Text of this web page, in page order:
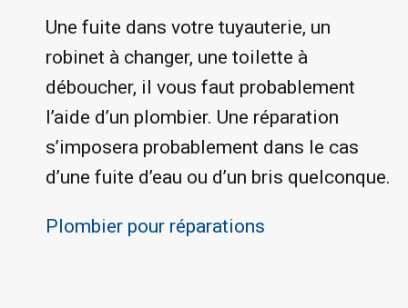
Une fuite dans votre tuyauterie, un
robinet à changer, une toilette à
déboucher, il vous faut probablement
l’aide d’un plombier. Une réparation
s’imposera probablement dans le cas
d’une fuite d’eau ou d’un bris quelconque.
Plombier pour réparations